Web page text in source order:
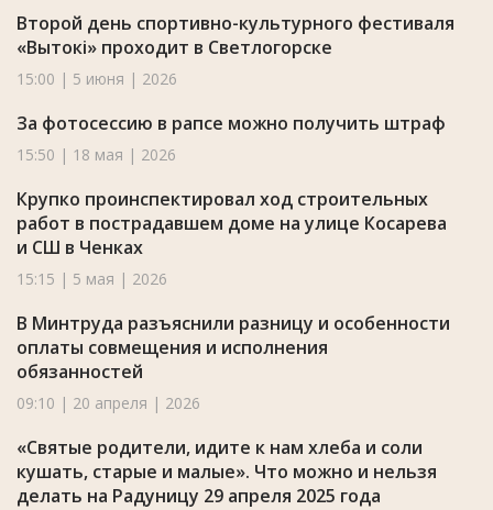
Второй день спортивно-культурного фестиваля
«Вытокi» проходит в Светлогорске
15:00 | 5 июня | 2026
За фотосессию в рапсе можно получить штраф
15:50 | 18 мая | 2026
Крупко проинспектировал ход строительных
работ в пострадавшем доме на улице Косарева
и СШ в Ченках
15:15 | 5 мая | 2026
В Минтруда разъяснили разницу и особенности
оплаты совмещения и исполнения
обязанностей
09:10 | 20 апреля | 2026
«Святые родители, идите к нам хлеба и соли
кушать, старые и малые». Что можно и нельзя
делать на Радуницу 29 апреля 2025 года